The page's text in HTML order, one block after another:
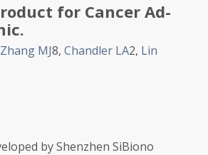
for Cancer Ad-
Zhang MJ8, Chandler LA2, Lin
by Shenzhen SiBiono